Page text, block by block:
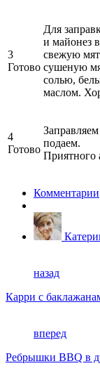
3
Готово
Для
и майонез
свежую
сушеную
солью,
маслом.
4
Готово
подаем.
Приятного
Комментарии
назад
Карри с
вперед
Ребрышки BBQ в